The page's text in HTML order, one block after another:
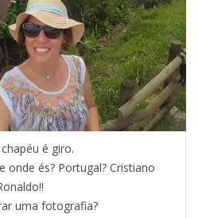
é giro.
onde és? Portugal? Cristiano
uma fotografia?